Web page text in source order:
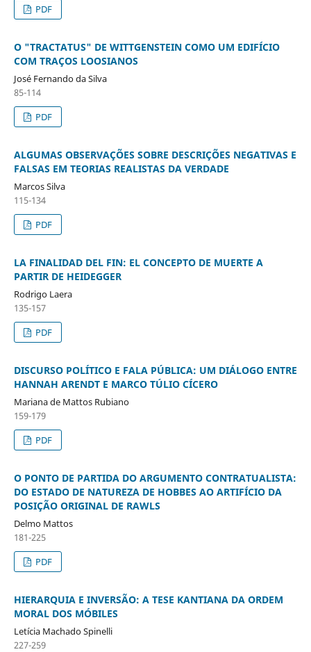
PDF
O "TRACTATUS" DE WITTGENSTEIN COMO UM EDIFÍCIO
COM TRAÇOS LOOSIANOS
José Fernando da Silva
85-114
PDF
ALGUMAS OBSERVAÇÕES SOBRE DESCRIÇÕES NEGATIVAS E
FALSAS EM TEORIAS REALISTAS DA VERDADE
Marcos Silva
115-134
PDF
LA FINALIDAD DEL FIN: EL CONCEPTO DE MUERTE A
PARTIR DE HEIDEGGER
Rodrigo Laera
135-157
PDF
DISCURSO POLÍTICO E FALA PÚBLICA: UM DIÁLOGO ENTRE
HANNAH ARENDT E MARCO TÚLIO CÍCERO
Mariana de Mattos Rubiano
159-179
PDF
O PONTO DE PARTIDA DO ARGUMENTO CONTRATUALISTA:
DO ESTADO DE NATUREZA DE HOBBES AO ARTIFÍCIO DA
POSIÇÃO ORIGINAL DE RAWLS
Delmo Mattos
181-225
PDF
HIERARQUIA E INVERSÃO: A TESE KANTIANA DA ORDEM
MORAL DOS MÓBILES
Letícia Machado Spinelli
227-259